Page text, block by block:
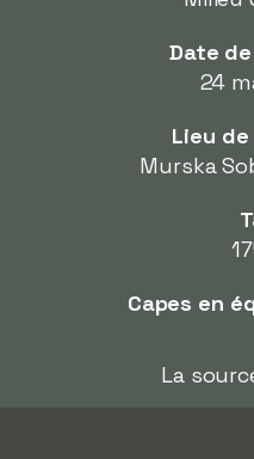
Date
24
Lieu
Murska
Capes en
La